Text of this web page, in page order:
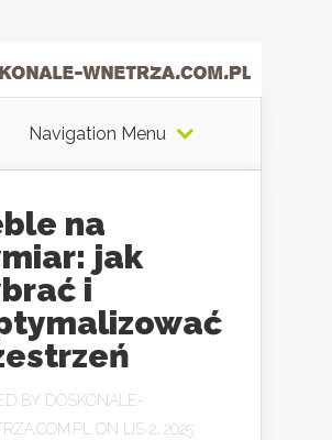
Navigation Menu
na
jak
i
BY DOSKONALE-
ON LIS 2, 2025